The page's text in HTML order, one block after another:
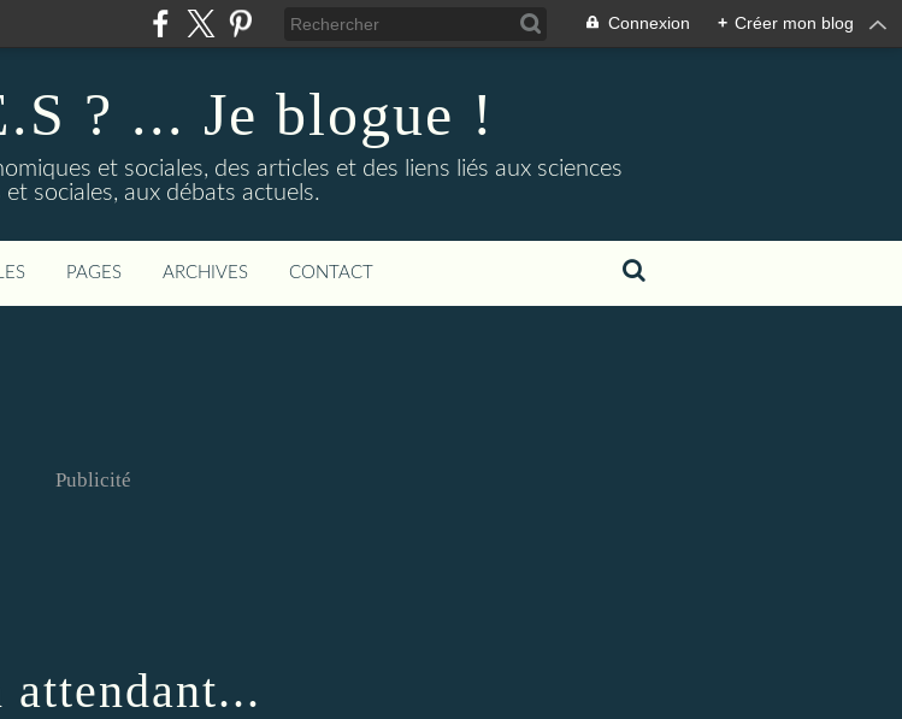
Connexion + Créer mon blog
? ... Je blogue !
et sociales, des articles et des liens liés aux sciences
sociales, aux débats actuels.
PAGES ARCHIVES CONTACT
Publicité
attendant...